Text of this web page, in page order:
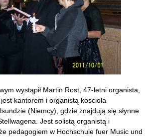
wystąpił Martin Rost, 47-letni organista,
kantorem i organistą kościoła
(Niemcy), gdzie znajdują się słynne
Jest solistą organistą i
pedagogiem w Hochschule fuer Music und